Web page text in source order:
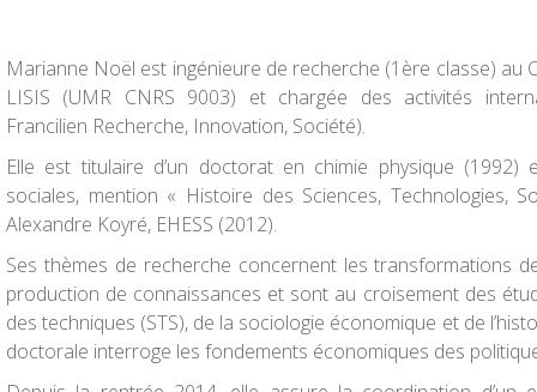
Marianne Noël est ingénieure de recherche (1ère classe) au
LISIS (UMR CNRS 9003) et chargée des activités
Francilien Recherche, Innovation, Société).
Elle est titulaire d’un doctorat en chimie physique (1992)
sociales, mention « Histoire des Sciences, Technologies,
Alexandre Koyré, EHESS (2012).
Ses thèmes de recherche concernent les transformations
production de connaissances et sont au croisement des
des techniques (STS), de la sociologie économique et de
doctorale interroge les fondements économiques des